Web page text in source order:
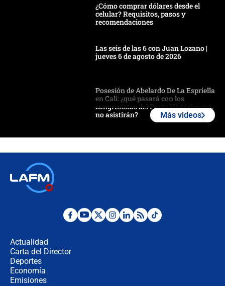
¿Cómo comprar dólares desde el
celular? Requisitos, pasos y
recomendaciones
Las seis de las 6 con Juan Lozano |
jueves 6 de agosto de 2026
Posesión de Abelardo De La Espriella
en Cali: ¿qué pasará con los
congresistas del Pacto Histórico que
no asistirán?
¿Por qué De la Espriella gobernará
Más videos
Actualidad
Carta del Director
Deportes
Economía
Emisiones